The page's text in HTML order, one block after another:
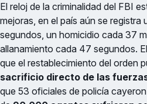
El reloj de la criminalidad del FBI
mejoras, en el país aún se
segundos, un homicidio cada 37
allanamiento cada 47 segundos.
que el restablecimiento del orden
sacrificio directo de las
que 53 oficiales de policía